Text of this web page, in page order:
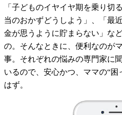
「子どものイヤイヤ期を乗り切
当のおかずどうしよう」、「最
金が思うように貯まらない」な
の。そんなときに、便利なのが
事。それぞれの悩みの専門家に
いるので、安心かつ、ママの“困
はず。